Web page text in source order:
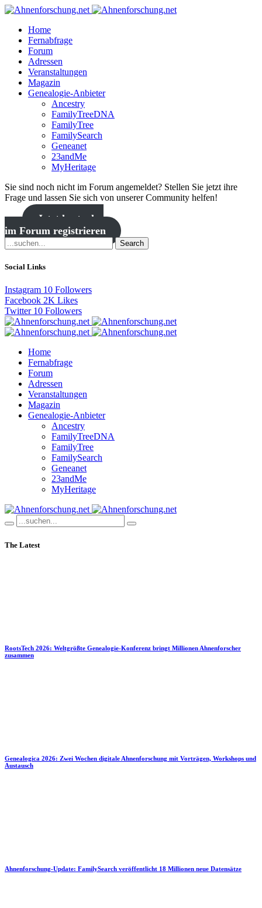
Home
Fernabfrage
Forum
Adressen
Veranstaltungen
Magazin
Genealogie-Anbieter
Ancestry
FamilyTreeDNA
FamilyTree
FamilySearch
Geneanet
23andMe
MyHeritage
Sie sind noch nicht im Forum angemeldet? Stellen Sie jetzt ihre
Frage und lassen Sie sich von unserer Community helfen!
Jetzt kostenlos
im Forum registrieren
Search
Social Links
Instagram 10 Followers
Facebook 2K Likes
Twitter 10 Followers
Home
Fernabfrage
Forum
Adressen
Veranstaltungen
Magazin
Genealogie-Anbieter
Ancestry
FamilyTreeDNA
FamilyTree
FamilySearch
Geneanet
23andMe
MyHeritage
The Latest
RootsTech 2026: Weltgrößte Genealogie-Konferenz bringt Millionen Ahnenforscher
zusammen
Genealogica 2026: Zwei Wochen digitale Ahnenforschung mit Vorträgen, Workshops und
Austausch
Ahnenforschung-Update: FamilySearch veröffentlicht 18 Millionen neue Datensätze